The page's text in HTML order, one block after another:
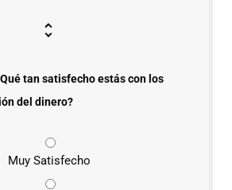
tan satisfecho estás con los
del dinero?
Muy Satisfecho